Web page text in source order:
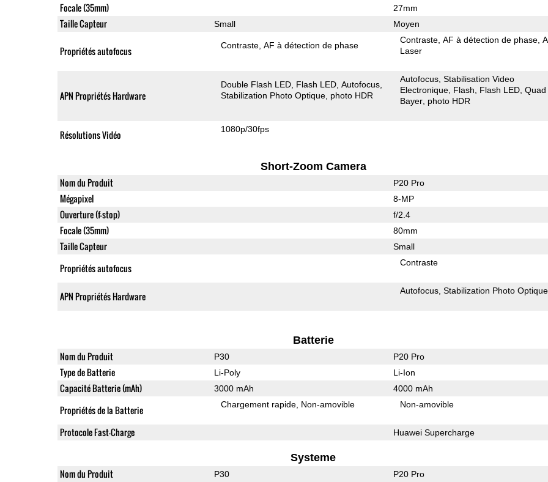
Focale (35mm) 27mm
Taille Capteur Small Moyen
Propriétés autofocus Contraste AF à détection de phase
Contraste AF à détection de phase
Laser
APN Propriétés Hardware
Double Flash LED Flash LED Autofocus
Stabilization Photo Optique photo HDR
Autofocus Stabilisation Video
Electronique Flash Flash LED Quad
Bayer photo HDR
Résolutions Vidéo 1080p/30fps
Short-Zoom Camera
Nom du Produit P20 Pro
Mégapixel 8-MP
Ouverture (f-stop) f/2.4
Focale (35mm) 80mm
Taille Capteur Small
Propriétés autofocus Contraste
APN Propriétés Hardware Autofocus Stabilization Photo Optique
Batterie
Nom du Produit P30 P20 Pro
Type de Batterie Li-Poly Li-Ion
Capacité Batterie (mAh) 3000 mAh 4000 mAh
Propriétés de la Batterie Chargement rapide Non-amovible Non-amovible
Protocole Fast-Charge Huawei Supercharge
Systeme
Nom du Produit P30 P20 Pro